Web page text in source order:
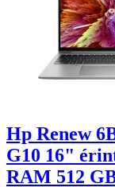
Hp Renew
G10 16"
RAM 512